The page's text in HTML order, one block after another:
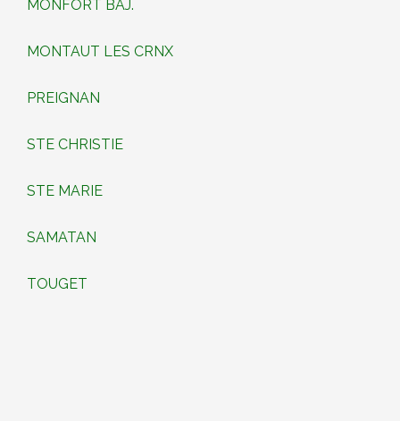
MONFORT BAJ.
MONTAUT LES CRNX
PREIGNAN
STE CHRISTIE
STE MARIE
SAMATAN
TOUGET